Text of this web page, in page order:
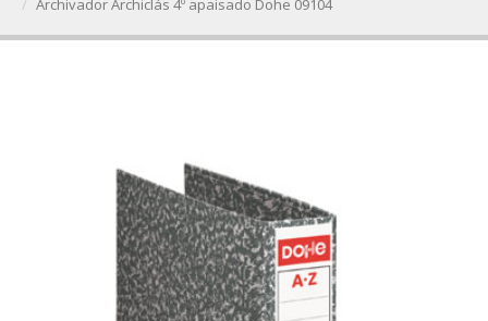
Archivador Archiclás 4º apaisado Dohe 09104